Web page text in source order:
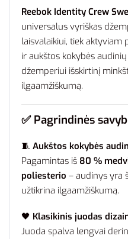
Reebok Identity Crew
universalus vyriškas
laisvalaikiui, tiek aktyviam
ir aukštos kokybės
džemperiui išskirtinį
ilgaamžiškumą.
✅ Pagrindinės
🧵 Aukštos kokybės
Pagamintas iš 80 %
poliesterio – audinys yra
užtikrina ilgaamžiškumą.
🖤 Klasikinis juodas
Juoda spalva lengvai